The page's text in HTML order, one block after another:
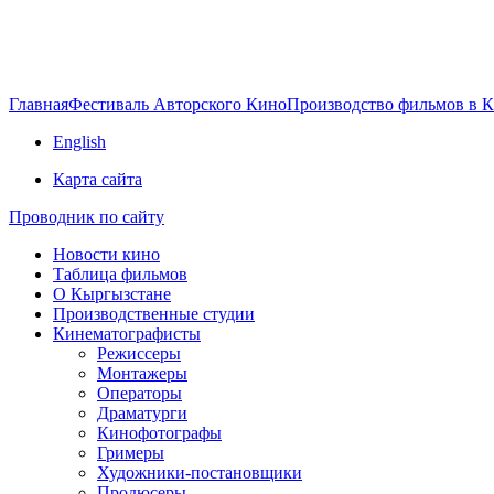
ГлавнаяФестиваль Авторского КиноПроизводство фильмов в
English
Карта сайта
Проводник по сайту
Новости кино
Таблица фильмов
О Кыргызстане
Производственные студии
Кинематографисты
Режиссеры
Монтажеры
Операторы
Драматурги
Кинофотографы
Гримеры
Художники-постановщики